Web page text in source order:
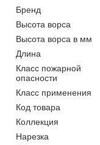
Бренд
Высота ворса
Высота ворса в мм
Длина
Класс пожарной
опасности
Класс применения
Код товара
Коллекция
Нарезка